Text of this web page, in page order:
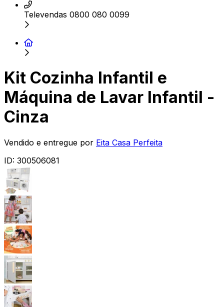
Televendas 0800 080 0099
Kit Cozinha Infantil e
Máquina de Lavar Infantil -
Cinza
Vendido e entregue por Eita Casa Perfeita
ID: 300506081